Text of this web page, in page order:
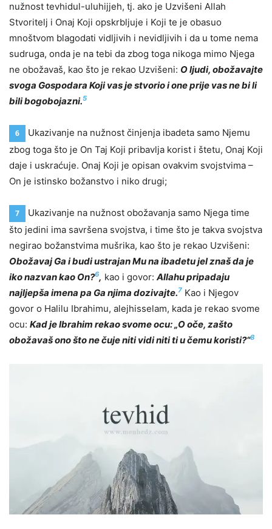
nužnost tevhidul-uluhijjeh, tj. ako je Uzvišeni Allah
Stvoritelj i Onaj Koji opskrbljuje i Koji te je obasuo
mnoštvom blagodati vidljivih i nevidljivih i da u tome nema
sudruga, onda je na tebi da zbog toga nikoga mimo Njega
ne obožavaš, kao što je rekao Uzvišeni: O ljudi, obožavajte
svoga Gospodara Koji vas je stvorio i one prije vas ne bi li
bili bogobojazni.5
6
Ukazivanje na nužnost činjenja ibadeta samo Njemu
zbog toga što je On Taj Koji pribavlja korist i štetu, Onaj Koji
daje i uskraćuje. Onaj Koji je opisan ovakvim svojstvima –
On je istinsko božanstvo i niko drugi;
7
Ukazivanje na nužnost obožavanja samo Njega time
što jedini ima savršena svojstva, i time što je takva svojstva
negirao božanstvima mušrika, kao što je rekao Uzvišeni:
Obožavaj Ga i budi ustrajan Mu na ibadetu jel znaš da je
iko nazvan kao On?6, kao i govor: Allahu pripadaju
najljepša imena pa Ga njima dozivajte.7 Kao i Njegov
govor o Halilu Ibrahimu, alejhisselam, kada je rekao svome
ocu: Kad je Ibrahim rekao svome ocu: „O oče, zašto
obožavaš ono što ne čuje niti vidi niti ti u čemu koristi?“8